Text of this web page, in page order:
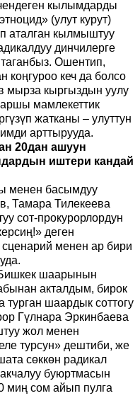
кылымдарды
(улут курут)
аталган кылмыштуу
динчилерге
Ошентип,
коңгуроо кеч да болсо
мырза кыргыздын уулу
мамлекеттик
жатканы – улуттун
арттырууда.
20дан ашуун
иштери кандай
менен басымдуу
Тамара Тилекеева
сот-прокурорлордун
деген
менен ар бири
шаарынын
акталдым, бирок
шаардык соттогу
Гүлнара Эркинбаева
жол менен
турсун» дештиби, же
сөккөн радикал
буюртмасын
миң сом айып пулга